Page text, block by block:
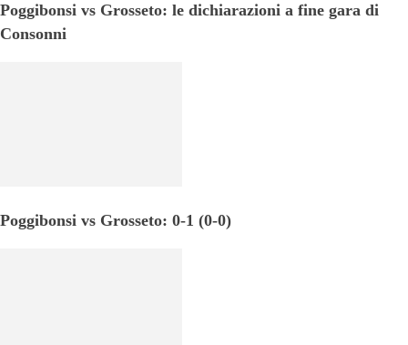
Poggibonsi vs Grosseto: le dichiarazioni a fine gara di
Consonni
Poggibonsi vs Grosseto: 0-1 (0-0)